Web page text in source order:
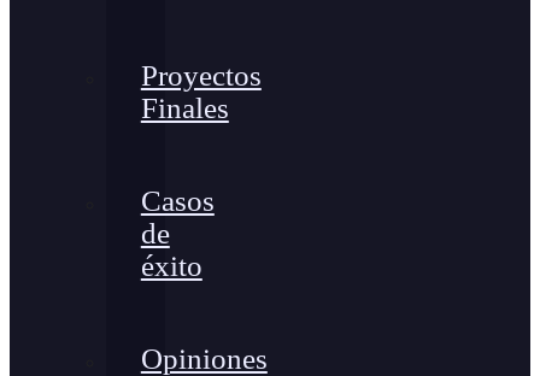
Proyectos
Finales
Casos
de
éxito
Opiniones